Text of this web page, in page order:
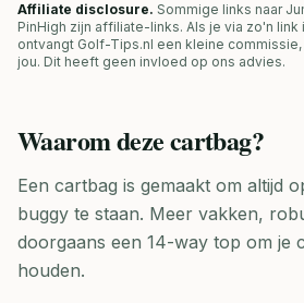
Affiliate disclosure. Sommige links naar
PinHigh zijn affiliate-links. Als je via zo'n
ontvangt Golf-Tips.nl een kleine
jou. Dit heeft geen invloed op ons advies.
Waarom dezecartbag?
Een cartbag is gemaakt om altijd
buggy te staan. Meer vakken,
doorgaans een 14-way top om je
houden.